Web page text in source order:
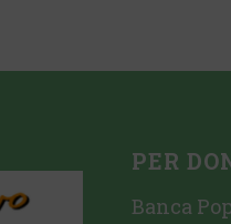
PER
Banca